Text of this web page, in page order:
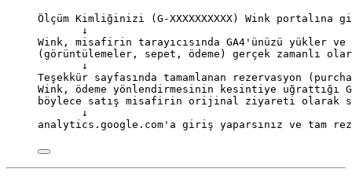
Ölçüm Kimliğinizi (G-XXXXXXXXXX) Wink portalına
↓
Wink, misafirin tarayıcısında GA4'ünüzü yükler
(görüntülemeler, sepet, ödeme) gerçek zamanlı
↓
Teşekkür sayfasında tamamlanan rezervasyon
Wink, ödeme yönlendirmesinin kesintiye uğrattığı
böylece satış misafirin orijinal ziyareti olarak
↓
analytics.google.com'a giriş yaparsınız ve tam